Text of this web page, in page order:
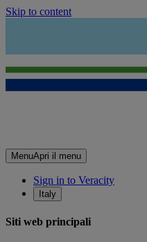
Skip to content
MenuApri il menu
Sign in to Veracity
Italy
Siti web principali